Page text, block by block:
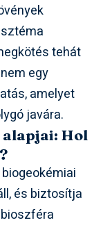
tehát
egy
amelyet
javára.
Hol
és biztosítja